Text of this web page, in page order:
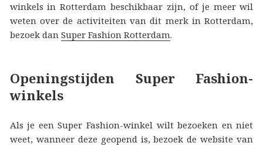
winkels in Rotterdam beschikbaar zijn, of je meer wil
weten over de activiteiten van dit merk in Rotterdam,
bezoek dan Super Fashion Rotterdam.
Openingstijden Super Fashion-
winkels
Als je een Super Fashion-winkel wilt bezoeken en niet
weet, wanneer deze geopend is, bezoek de website van